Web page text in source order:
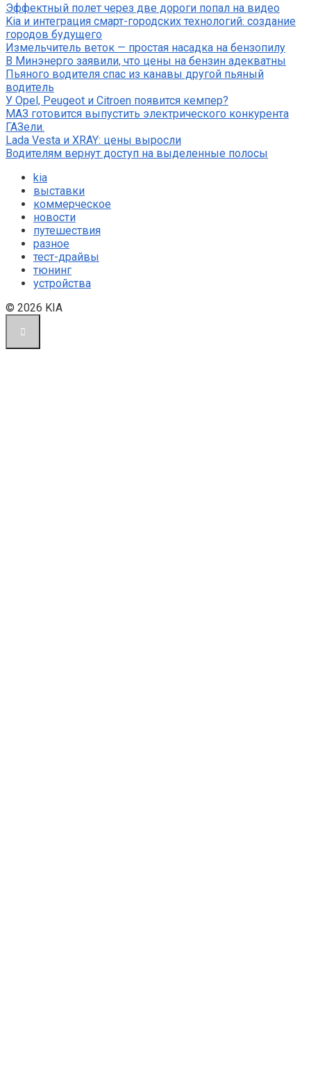
Эффектный полет через две дороги попал на видео
Kia и интеграция смарт-городских технологий: создание
городов будущего
Измельчитель веток — простая насадка на бензопилу
В Минэнерго заявили, что цены на бензин адекватны
Пьяного водителя спас из канавы другой пьяный
водитель
У Opel, Peugeot и Citroen появится кемпер?
МАЗ готовится выпустить электрического конкурента
ГАЗели.
Lada Vesta и XRAY: цены выросли
Водителям вернут доступ на выделенные полосы
kia
выставки
коммерческое
новости
путешествия
разное
тест-драйвы
тюнинг
устройства
© 2026 KIA